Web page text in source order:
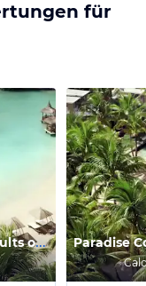
für
P
aradise Cove Boutique Hotel - Adults only